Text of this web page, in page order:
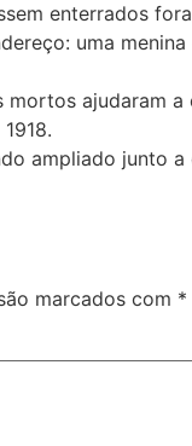
enterrados
uma
ajudaram
ampliado junto a
marcados com *